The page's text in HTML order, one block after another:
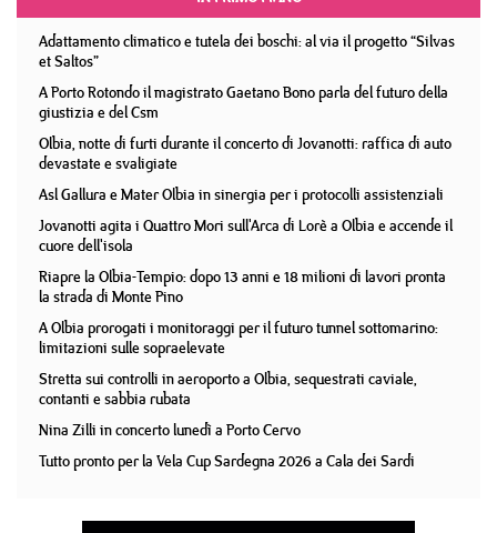
Adattamento climatico e tutela dei boschi: al via il progetto “Silvas
et Saltos”
A Porto Rotondo il magistrato Gaetano Bono parla del futuro della
giustizia e del Csm
Olbia, notte di furti durante il concerto di Jovanotti: raffica di auto
devastate e svaligiate
Asl Gallura e Mater Olbia in sinergia per i protocolli assistenziali
Jovanotti agita i Quattro Mori sull'Arca di Lorè a Olbia e accende il
cuore dell'isola
Riapre la Olbia-Tempio: dopo 13 anni e 18 milioni di lavori pronta
la strada di Monte Pino
A Olbia prorogati i monitoraggi per il futuro tunnel sottomarino:
limitazioni sulle sopraelevate
Stretta sui controlli in aeroporto a Olbia, sequestrati caviale,
contanti e sabbia rubata
Nina Zilli in concerto lunedì a Porto Cervo
Tutto pronto per la Vela Cup Sardegna 2026 a Cala dei Sardi